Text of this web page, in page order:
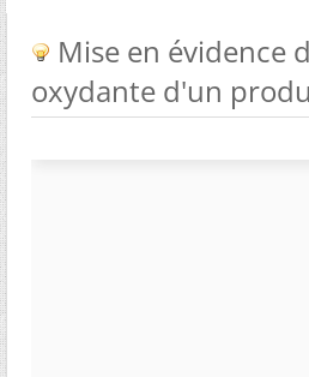
Mise en évidence
oxydante d'un